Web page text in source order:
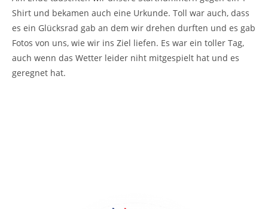
Shirt und bekamen auch eine Urkunde. Toll war auch, dass
es ein Glücksrad gab an dem wir drehen durften und es gab
Fotos von uns, wie wir ins Ziel liefen. Es war ein toller Tag,
auch wenn das Wetter leider niht mitgespielt hat und es
geregnet hat.